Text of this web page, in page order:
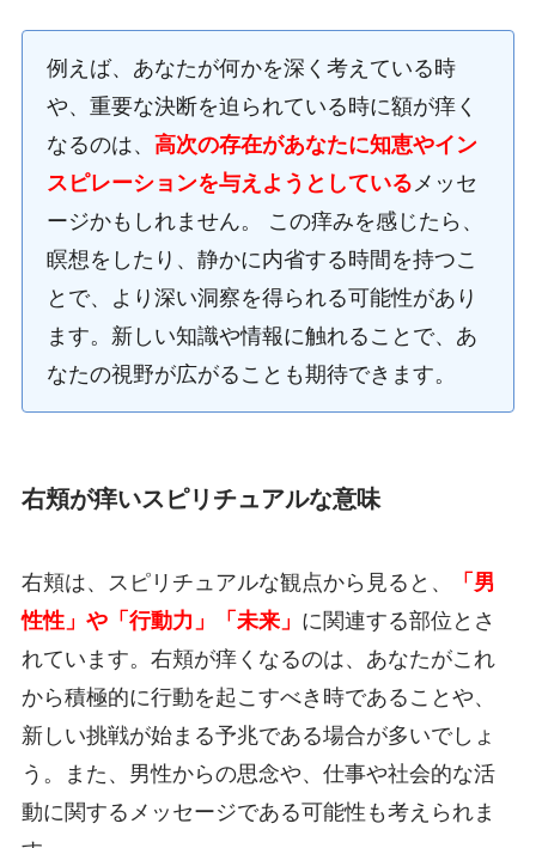
例えば、あなたが何かを深く考えている時
や、重要な決断を迫られている時に額が痒く
なるのは、 高次の存在があなたに知恵やイン
スピレーションを与えようとしているメッセ
ージかもしれません。 この痒みを感じたら、
瞑想をしたり、静かに内省する時間を持つこ
とで、より深い洞察を得られる可能性があり
ます。新しい知識や情報に触れることで、あ
なたの視野が広がることも期待できます。
右頬が痒いスピリチュアルな意味
右頬は、スピリチュアルな観点から見ると、
「男
性性」や「行動力」「未来」 に関連する部位とさ
れています。右頬が痒くなるのは、あなたがこれ
から積極的に行動を起こすべき時であることや、
新しい挑戦が始まる予兆である場合が多いでしょ
う。また、男性からの思念や、仕事や社会的な活
動に関するメッセージである可能性も考えられま